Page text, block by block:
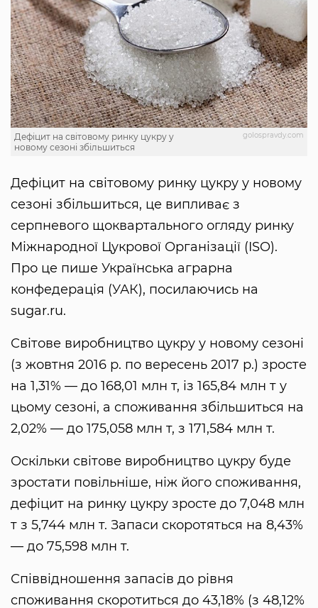
golospravdy.com
Дефіцит на світовому ринку цукру у
новому сезоні збільшиться
Дефіцит на світовому ринку цукру у новому
сезоні збільшиться, це випливає з
серпневого щоквартального огляду ринку
Міжнародної Цукрової Організації (ISO).
Про це пише Українська аграрна
конфедерація (УАК), посилаючись на
sugar.ru.
Світове виробництво цукру у новому сезоні
(з жовтня 2016 р. по вересень 2017 р.) зросте
на 1,31% — до 168,01 млн т, із 165,84 млн т у
цьому сезоні, а споживання збільшиться на
2,02% — до 175,058 млн т, з 171,584 млн т.
Оскільки світове виробництво цукру буде
зростати повільніше, ніж його споживання,
дефіцит на ринку цукру зросте до 7,048 млн
т з 5,744 млн т. Запаси скоротяться на 8,43%
— до 75,598 млн т.
Співвідношення запасів до рівня
споживання скоротиться до 43,18% (з 48,12%